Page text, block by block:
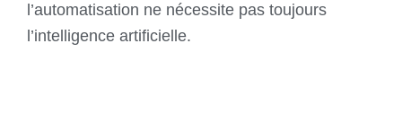
l’automatisation ne nécessite pas toujours
l’intelligence artificielle.